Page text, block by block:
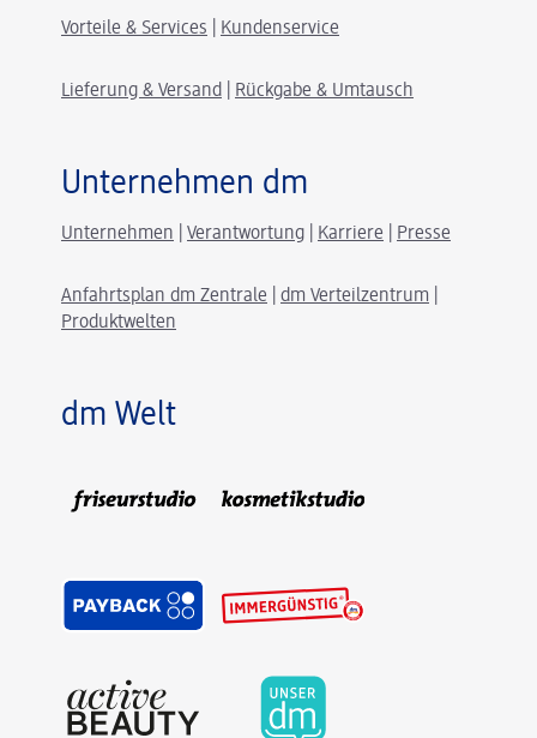
Vorteile & Services Kundenservice
Lieferung & Versand Rückgabe & Umtausch
Unternehmen dm
Unternehmen Verantwortung Karriere Presse
Anfahrtsplan dm Zentrale dm Verteilzentrum
Produktwelten
dm Welt